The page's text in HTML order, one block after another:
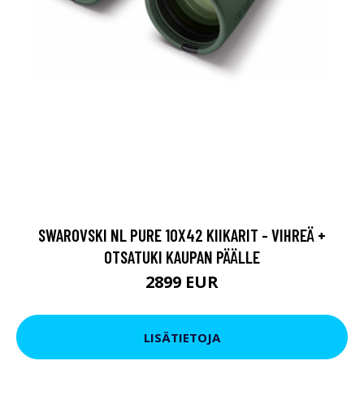
SWAROVSKI NL PURE 10X42 KIIKARIT - VIHREÄ +
OTSATUKI KAUPAN PÄÄLLE
2899 EUR
LISÄTIETOJA